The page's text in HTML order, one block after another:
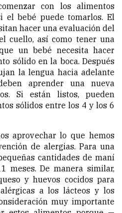
con los alimentos
el bebé puede tomarlos. El
hacer una evaluación del
cuello, así como tener una
un bebé necesita hacer
sólido en la boca. Después
la lengua hacia adelante
aprender una nueva
Si están listos, pueden
sólidos entre los 4 y los 6
aprovechar lo que hemos
de alergias. Para una
cantidades de maní
meses. De manera similar,
y huevos cocidos para
a los lácteos y los
muy importante